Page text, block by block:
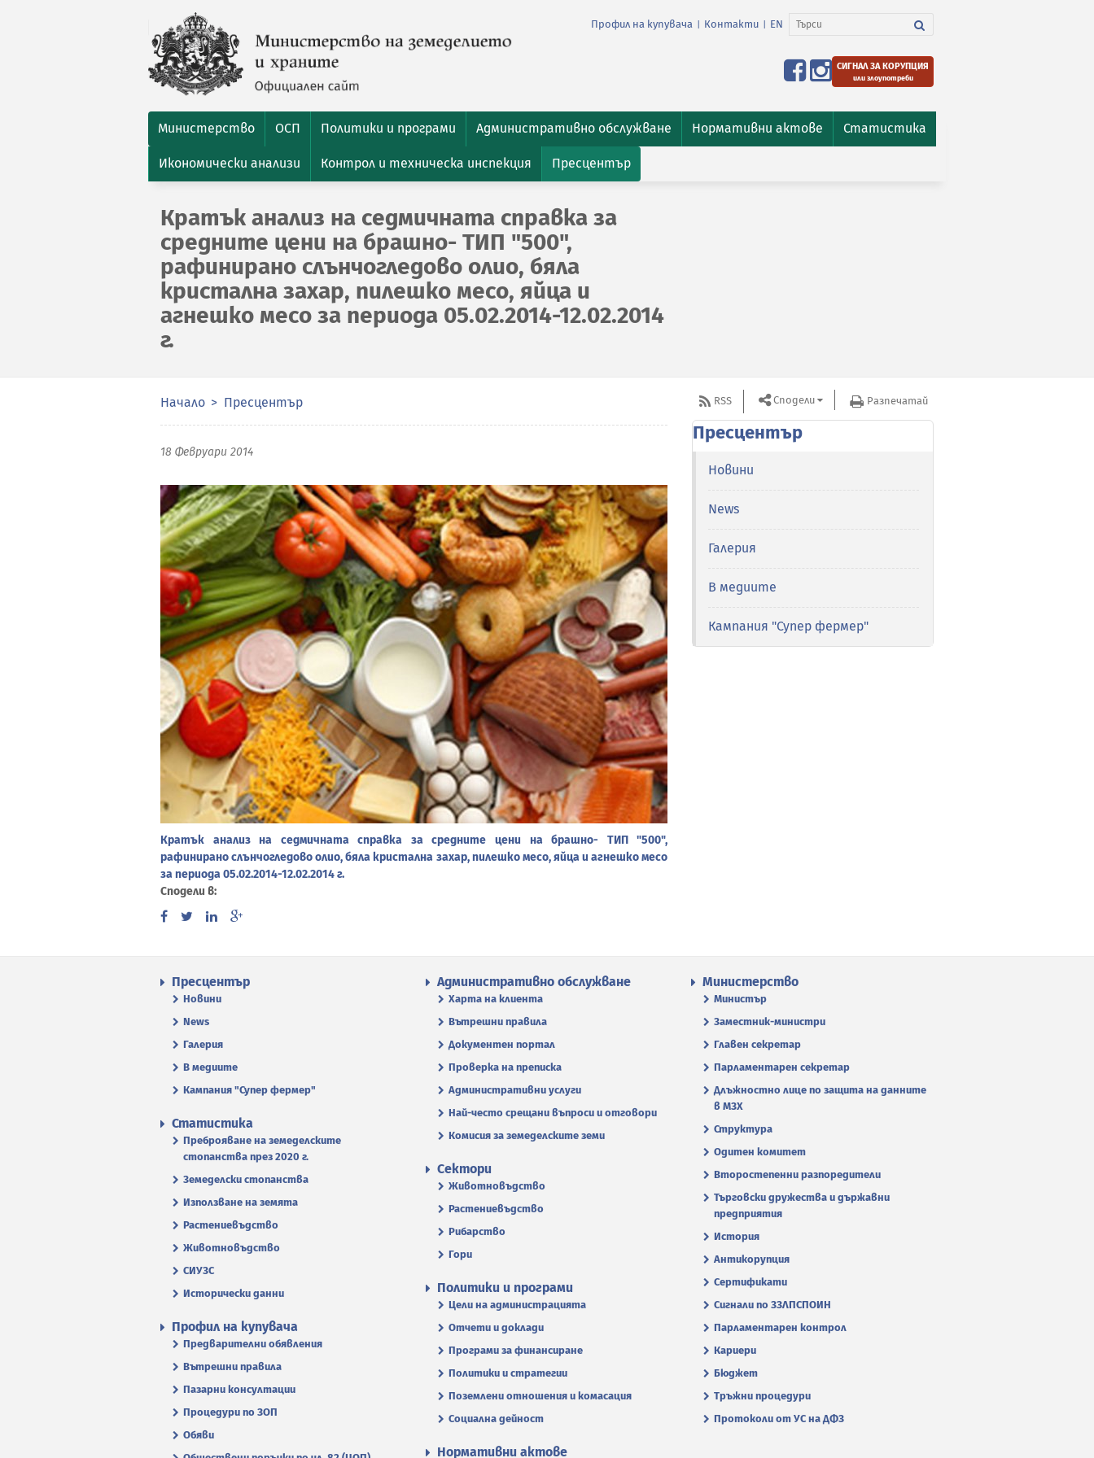
Профил на купувача Контакти EN
СИГНАЛ ЗА КОРУПЦИЯ
или злоупотреби
Министерство ОСП Политики и програми Административно обслужване Нормативни актове Статистика
Икономически анализи Контрол и техническа инспекция Пресцентър
Кратък анализ на седмичната справка за
средните цени на брашно- ТИП "500",
рафинирано слънчогледово олио, бяла
кристална захар, пилешко месо, яйца и
агнешко месо за периода 05.02.2014-12.02.2014
г.
Начало Пресцентър
18 Февруари 2014
Кратък анализ на седмичната справка за средните цени на брашно- ТИП "500",
рафинирано слънчогледово олио, бяла кристална захар, пилешко месо, яйца и агнешко месо
за периода 05.02.2014-12.02.2014 г.
Сподели в:
RSS Сподели Разпечатай
Пресцентър
Новини
News
Галерия
В медиите
Кампания "Супер фермер"
Пресцентър
Новини
News
Галерия
В медиите
Кампания "Супер фермер"
Административно обслужване
Харта на клиента
Вътрешни правила
Документен портал
Проверка на преписка
Административни услуги
Най-често срещани въпроси и отговори
Комисия за земеделските земи
Министерство
Министър
Заместник-министри
Главен секретар
Парламентарен секретар
Длъжностно лице по защита на данните
в МЗХ
Структура
Одитен комитет
Второстепенни разпоредители
Търговски дружества и държавни
предприятия
История
Антикорупция
Сертификати
Сигнали по ЗЗЛПСПОИН
Парламентарен контрол
Кариери
Бюджет
Тръжни процедури
Протоколи от УС на ДФЗ
Статистика
Преброяване на земеделските
стопанства през 2020 г.
Земеделски стопанства
Използване на земята
Растениевъдство
Животновъдство
СИУЗС
Исторически данни
Сектори
Животновъдство
Растениевъдство
Рибарство
Гори
Политики и програми
Цели на администрацията
Отчети и доклади
Програми за финансиране
Политики и стратегии
Поземлени отношения и комасация
Социална дейност
Профил на купувача
Предварителни обявления
Вътрешни правила
Пазарни консултации
Процедури по ЗОП
Обяви
Нормативни актове